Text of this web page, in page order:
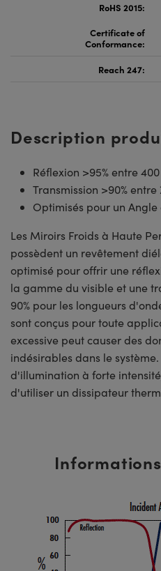
RoHS 2015:
Certificate of
Conformance:
Reach 247:
Description
Réflexion >95% entre
Transmission >90% entre
Optimisés pour un Angle
Les Miroirs Froids à Haute
possèdent un revêtement
optimisé pour offrir une
la gamme du visible et une
90% pour les longueurs
sont conçus pour toute
excessive peut causer des
indésirables dans le
d'illumination à forte
d'utiliser un dissipateur